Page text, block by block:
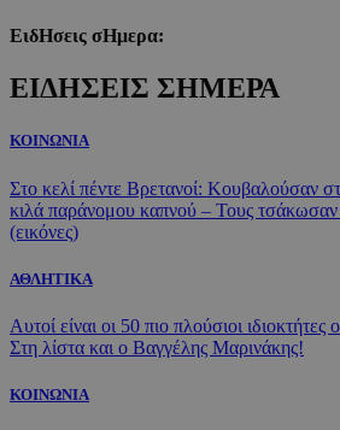
ΕιδΗσεις σΗμερα:
ΕΙΔΗΣΕΙΣ ΣΗΜΕΡΑ
ΚΟΙΝΩΝΙΑ
Στο κελί πέντε Βρετανοί: Κουβαλούσαν
κιλά παράνομου καπνού – Τους
(εικόνες)
ΑΘΛΗΤΙΚΑ
Αυτοί είναι οι 50 πιο πλούσιοι
Στη λίστα και ο Βαγγέλης Μαρινάκης!
ΚΟΙΝΩΝΙΑ